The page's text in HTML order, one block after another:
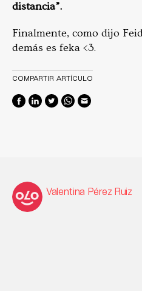
distancia”.
Finalmente, como dijo
demás es feka <3.
COMPARTIR ARTÍCULO
Valentina Pérez Ruiz